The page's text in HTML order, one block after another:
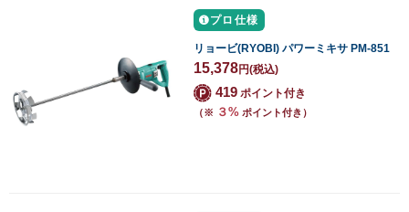
プロ仕様
リョービ(RYOBI) パワーミキサ PM-851
15,378円(税込)
419 ポイント付き
（※ ３% ポイント付き）